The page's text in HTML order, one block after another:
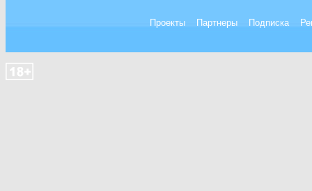
Проекты Партнеры Подписка